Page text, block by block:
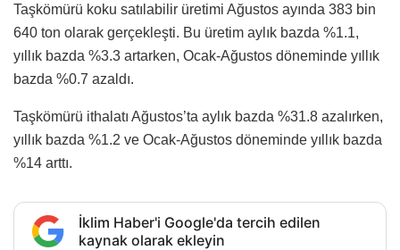
Taşkömürü koku satılabilir üretimi Ağustos ayında 383 bin
640 ton olarak gerçekleşti. Bu üretim aylık bazda %1.1,
yıllık bazda %3.3 artarken, Ocak-Ağustos döneminde yıllık
bazda %0.7 azaldı.
Taşkömürü ithalatı Ağustos’ta aylık bazda %31.8 azalırken,
yıllık bazda %1.2 ve Ocak-Ağustos döneminde yıllık bazda
%14 arttı.
İklim Haber'i Google'da tercih edilen
kaynak olarak ekleyin